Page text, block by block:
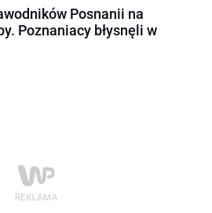
Posnanii na
Poznaniacy błysnęli w